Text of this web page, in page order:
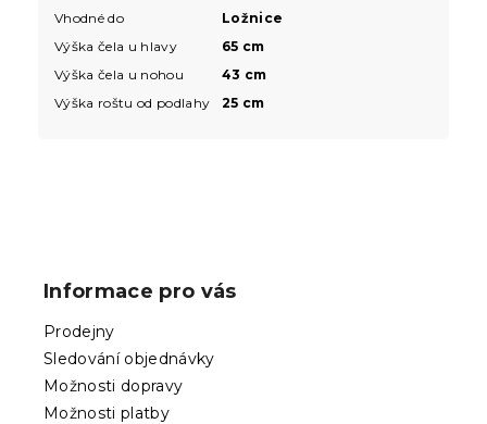
Vhodné do
Ložnice
Výška čela u hlavy
65 cm
Výška čela u nohou
43 cm
Výška roštu od podlahy
25 cm
Informace pro vás
Prodejny
Sledování objednávky
Možnosti dopravy
Možnosti platby